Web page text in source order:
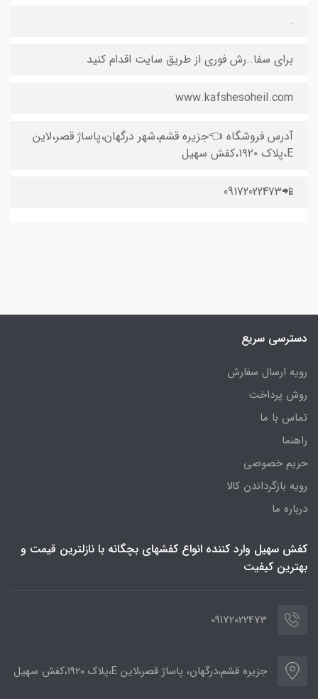
.
‌برای سفا..رش فوری از طریق سایت اقدام کنید
www.kafshesoheil.com
آدرس فروشگاه 👈جزیره قشم،شهر درگهان،پاساژ قصر،لاین
E،پلاک ۱۹۲۰،کفش سهیل
📲09172022473
دسترسی سریع
رویه ارسال سفارش
روش پرداخت
تماس با ما
راهنما
حریم خصوصی
رویه‌ بازگرداندن کالا
درباره ما
کفش سهیل وارد کننده انواع کفشهای بچگانه با نازلترین قیمت و
بهترین کیفیت
09172022473
جزیره قشم،درگهان، پاساژ قصر،لاین E،پلاک ۱۹۲۰،کفش سهیل